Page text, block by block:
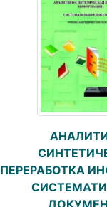
ПЕРЕРАБОТКА